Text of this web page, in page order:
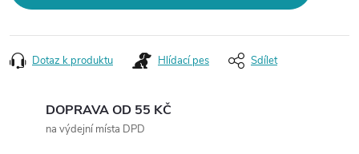
Dotaz k produktu Hlídací pes Sdílet
DOPRAVA OD 55 KČ
na výdejní místa DPD